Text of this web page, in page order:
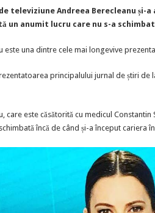
Berecleanu
se
destăinuie.
Acum
mai
e
de
televiziune Andreea Berecleanu și-
un anumit lucru care nu s-a
este una dintre cele mai longevive
principalului jurnal de știri de
care este căsătorită cu medicul
încă de când și-a început cariera